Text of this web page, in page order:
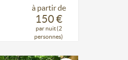
à partir de
150 €
par nuit (2
personnes)